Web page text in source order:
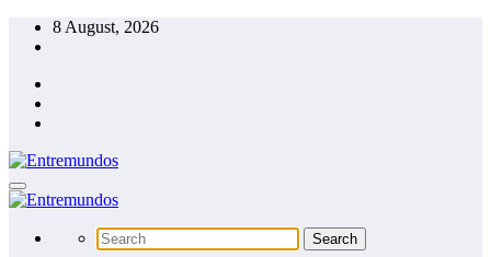
Skip
8 August, 2026